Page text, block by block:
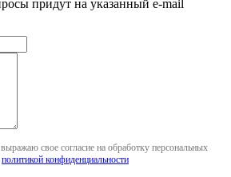
придут на указанный e-mail
свое согласие на обработку персональных
политикой конфиденциальности